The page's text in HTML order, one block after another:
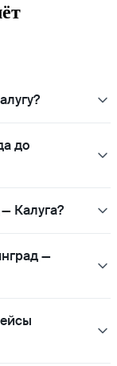
до
Калуга?
—